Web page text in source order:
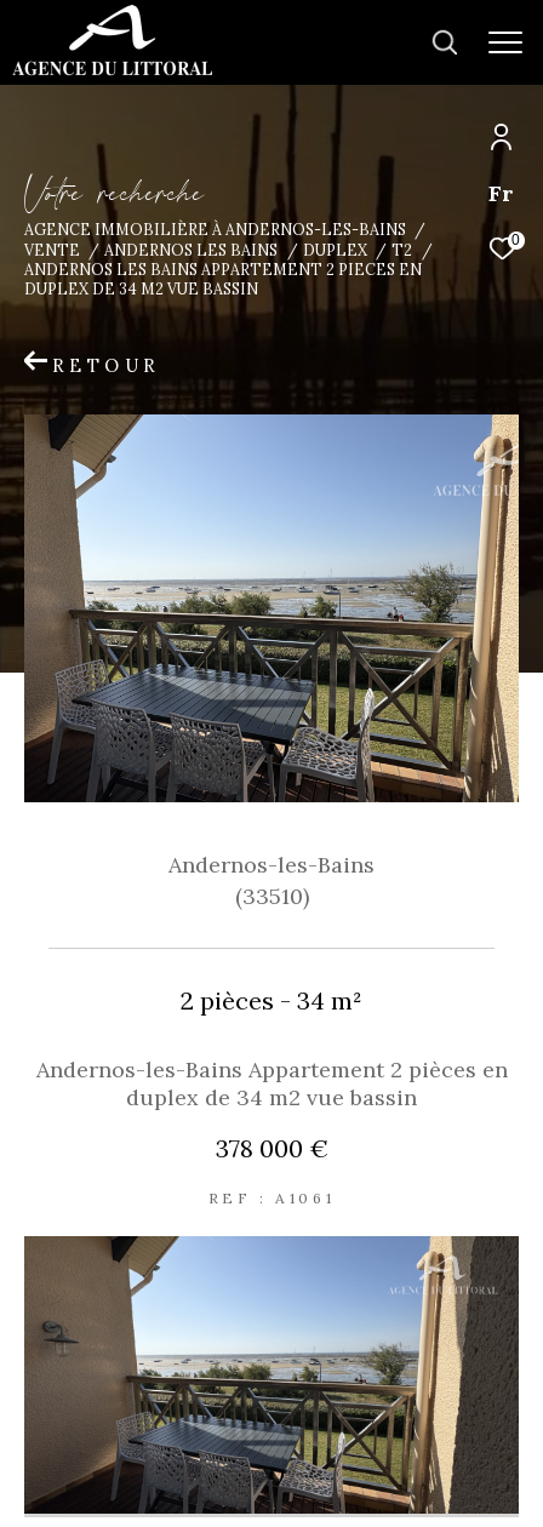
Fr
0
Votre recherche
AGENCE IMMOBILIÈRE À ANDERNOS-LES-BAINS
VENTE
ANDERNOS LES BAINS DUPLEX
T2
ANDERNOS LES BAINS APPARTEMENT 2 PIECES EN
DUPLEX DE 34 M2 VUE BASSIN
RETOUR
Andernos-les-Bains
(33510)
2 pièces - 34 m²
Andernos-les-Bains Appartement 2 pièces en
duplex de 34 m2 vue bassin
378 000 €
REF : A1061